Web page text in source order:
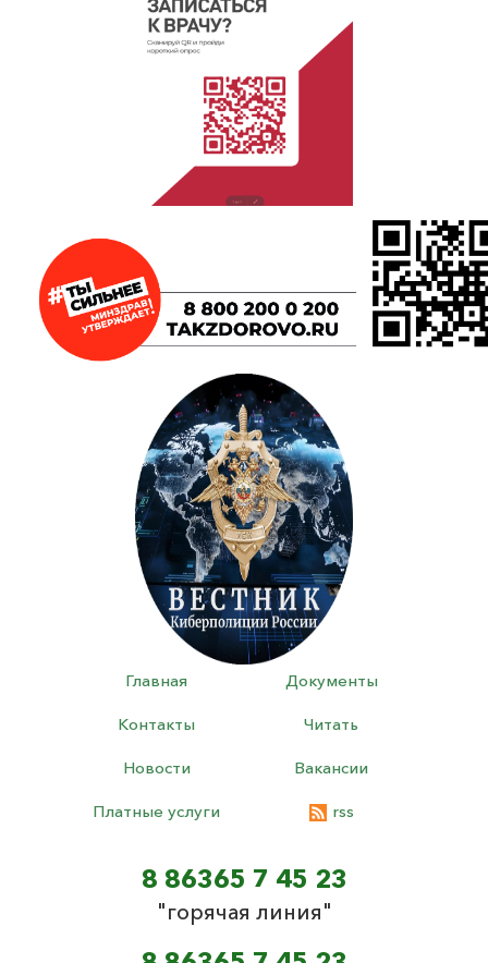
Главная Документы
Контакты Читать
Новости Вакансии
Платные услуги rss
8 86365 7 45 23
"горячая линия"